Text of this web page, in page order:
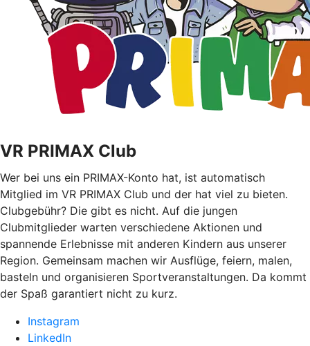
VR PRIMAX Club
Wer bei uns ein PRIMAX-Konto hat, ist automatisch
Mitglied im VR PRIMAX Club und der hat viel zu bieten.
Clubgebühr? Die gibt es nicht. Auf die jungen
Clubmitglieder warten verschiedene Aktionen und
spannende Erlebnisse mit anderen Kindern aus unserer
Region. Gemeinsam machen wir Ausflüge, feiern, malen,
basteln und organisieren Sportveranstaltungen. Da kommt
der Spaß garantiert nicht zu kurz.
Instagram
LinkedIn